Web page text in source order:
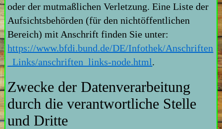
oder der mutmaßlichen Verletzung. Eine Liste der
Aufsichtsbehörden (für den nichtöffentlichen
Bereich) mit Anschrift finden Sie unter:
https://www.bfdi.bund.de/DE/Infothek/Anschriften
_Links/anschriften_links-node.html.
Zwecke der Datenverarbeitung
durch die verantwortliche Stelle
und Dritte